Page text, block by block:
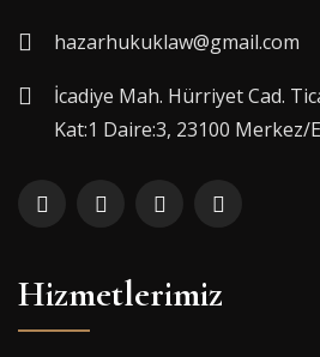
hazarhukuklaw@gmail.com
İcadiye Mah. Hürriyet Cad.
Kat:1 Daire:3, 23100 Merkez/
Hizmetlerimiz